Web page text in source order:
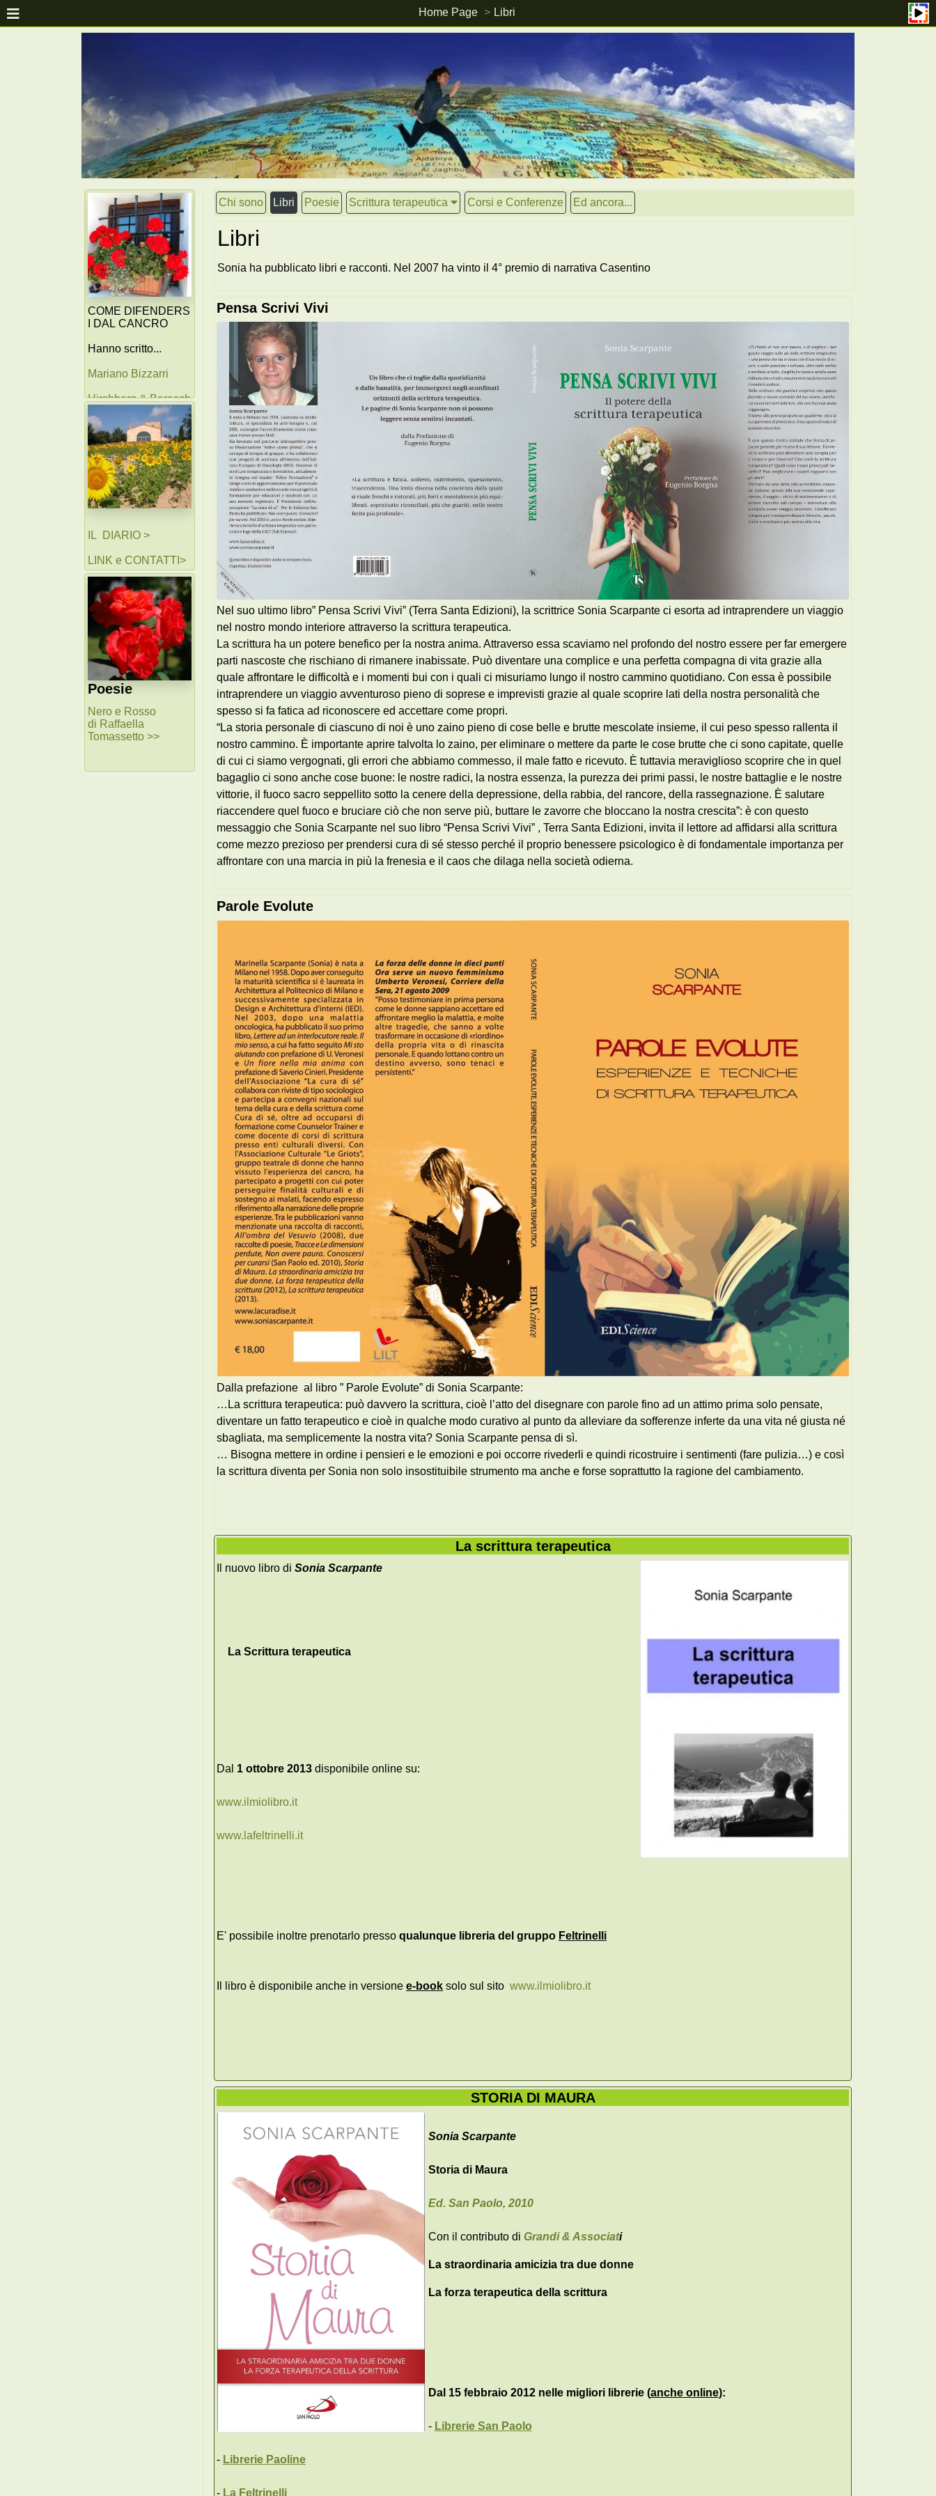
Home Page Libri
COME DIFENDERS
I DAL CANCRO
Hanno scritto...
Mariano Bizzarri
Hirshberg & Barasch
AA. VV.
IL DIARIO >
LINK e CONTATTI>
Poesie
Nero e Rosso
di Raffaella
Tomassetto >>
Chi sono Libri Poesie Scrittura terapeutica Corsi e Conferenze Ed ancora...
Libri
Sonia ha pubblicato libri e racconti. Nel 2007 ha vinto il 4° premio di narrativa Casentino
Pensa Scrivi Vivi
Nel suo ultimo libro” Pensa Scrivi Vivi” (Terra Santa Edizioni), la scrittrice Sonia Scarpante ci esorta ad intraprendere un viaggio
nel nostro mondo interiore attraverso la scrittura terapeutica.
La scrittura ha un potere benefico per la nostra anima. Attraverso essa scaviamo nel profondo del nostro essere per far emergere
parti nascoste che rischiano di rimanere inabissate. Può diventare una complice e una perfetta compagna di vita grazie alla
quale affrontare le difficoltà e i momenti bui con i quali ci misuriamo lungo il nostro cammino quotidiano. Con essa è possibile
intraprendere un viaggio avventuroso pieno di soprese e imprevisti grazie al quale scoprire lati della nostra personalità che
spesso si fa fatica ad riconoscere ed accettare come propri.
“La storia personale di ciascuno di noi è uno zaino pieno di cose belle e brutte mescolate insieme, il cui peso spesso rallenta il
nostro cammino. È importante aprire talvolta lo zaino, per eliminare o mettere da parte le cose brutte che ci sono capitate, quelle
di cui ci siamo vergognati, gli errori che abbiamo commesso, il male fatto e ricevuto. È tuttavia meraviglioso scoprire che in quel
bagaglio ci sono anche cose buone: le nostre radici, la nostra essenza, la purezza dei primi passi, le nostre battaglie e le nostre
vittorie, il fuoco sacro seppellito sotto la cenere della depressione, della rabbia, del rancore, della rassegnazione. È salutare
riaccendere quel fuoco e bruciare ciò che non serve più, buttare le zavorre che bloccano la nostra crescita”: è con questo
messaggio che Sonia Scarpante nel suo libro “Pensa Scrivi Vivi” , Terra Santa Edizioni, invita il lettore ad affidarsi alla scrittura
come mezzo prezioso per prendersi cura di sé stesso perché il proprio benessere psicologico è di fondamentale importanza per
affrontare con una marcia in più la frenesia e il caos che dilaga nella società odierna.
Parole Evolute
Dalla prefazione al libro ” Parole Evolute” di Sonia Scarpante:
…La scrittura terapeutica: può davvero la scrittura, cioè l’atto del disegnare con parole fino ad un attimo prima solo pensate,
diventare un fatto terapeutico e cioè in qualche modo curativo al punto da alleviare da sofferenze inferte da una vita né giusta né
sbagliata, ma semplicemente la nostra vita? Sonia Scarpante pensa di sì.
… Bisogna mettere in ordine i pensieri e le emozioni e poi occorre rivederli e quindi ricostruire i sentimenti (fare pulizia…) e così
la scrittura diventa per Sonia non solo insostituibile strumento ma anche e forse soprattutto la ragione del cambiamento.
La scrittura terapeutica
Il nuovo libro di Sonia Scarpante
La Scrittura terapeutica
Dal 1 ottobre 2013 disponibile online su:
www.ilmiolibro.it
www.lafeltrinelli.it
E' possibile inoltre prenotarlo presso qualunque libreria del gruppo Feltrinelli
Il libro è disponibile anche in versione e-book solo sul sito www.ilmiolibro.it
STORIA DI MAURA
Sonia Scarpante
Storia di Maura
Ed. San Paolo, 2010
Con il contributo di Grandi & Associati
La straordinaria amicizia tra due donne
La forza terapeutica della scrittura
Dal 15 febbraio 2012 nelle migliori librerie (anche online):
- Librerie San Paolo
- Librerie Paoline
- La Feltrinelli